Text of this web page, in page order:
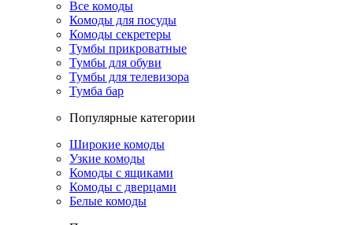
Все комоды
Комоды для посуды
Комоды секретеры
Тумбы прикроватные
Тумбы для обуви
Тумбы для телевизора
Тумба бар
Популярные категории
Широкие комоды
Узкие комоды
Комоды с ящиками
Комоды с дверцами
Белые комоды